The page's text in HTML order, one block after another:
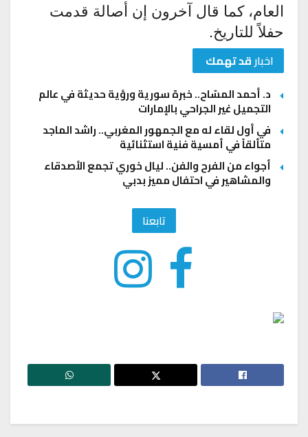
العام، كما قال آخرون إن أصالة قدمت
حفلاً للتاريخ.
اخبارقد تهمك
د. أحمد المسّاح.. خبرة سورية ورؤية حديثة في عالم
التجميل غير الجراحي بالإمارات
في أول لقاء له مع الجمهور المغربي.. راشد الماجد
متألقاً في أمسية فنية استثنائية
أجواء من الفرح والفن.. ليال خوري تجمع الأصدقاء
والمشاهير في احتفال مميز بدبي
تابعنا